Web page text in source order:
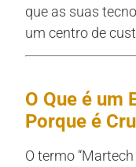
que as suas
um centro de
O Que é um
Porque é
O termo